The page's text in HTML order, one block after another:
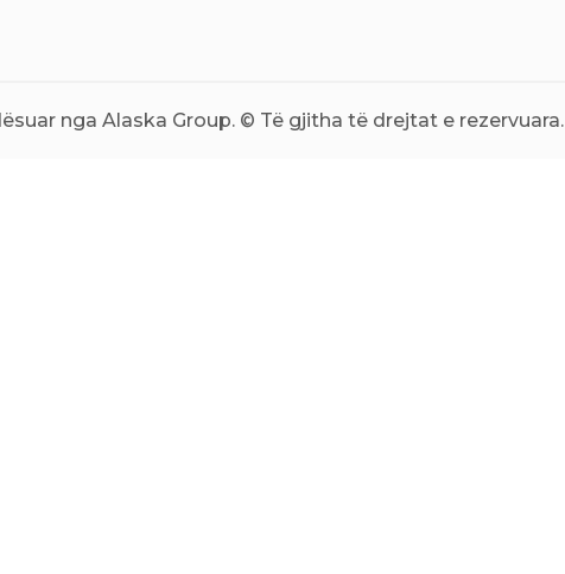
nga Alaska Group. © Të gjitha të drejtat e rezervuara.